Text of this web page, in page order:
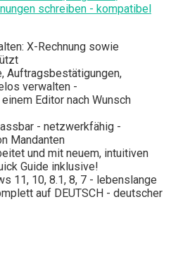
schreiben - kompatibel
X-Rechnung sowie
Auftragsbestätigungen,
verwalten -
Editor nach Wunsch
- netzwerkfähig -
Mandanten
und mit neuem, intuitiven
Guide inklusive!
11, 10, 8.1, 8, 7 - lebenslange
auf DEUTSCH - deutscher